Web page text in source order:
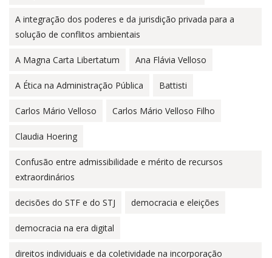
A integração dos poderes e da jurisdição privada para a
solução de conflitos ambientais
A Magna Carta Libertatum Ana Flávia Velloso
A Ética na Administração Pública Battisti
Carlos Mário Velloso Carlos Mário Velloso Filho
Claudia Hoering
Confusão entre admissibilidade e mérito de recursos
extraordinários
decisões do STF e do STJ democracia e eleições
democracia na era digital
direitos individuais e da coletividade na incorporação